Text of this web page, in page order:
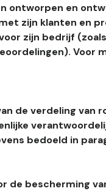
ontworpen en
zijn klanten en
zijn bedrijf
Voor
de verdeling van
bedoeld in
de bescherming